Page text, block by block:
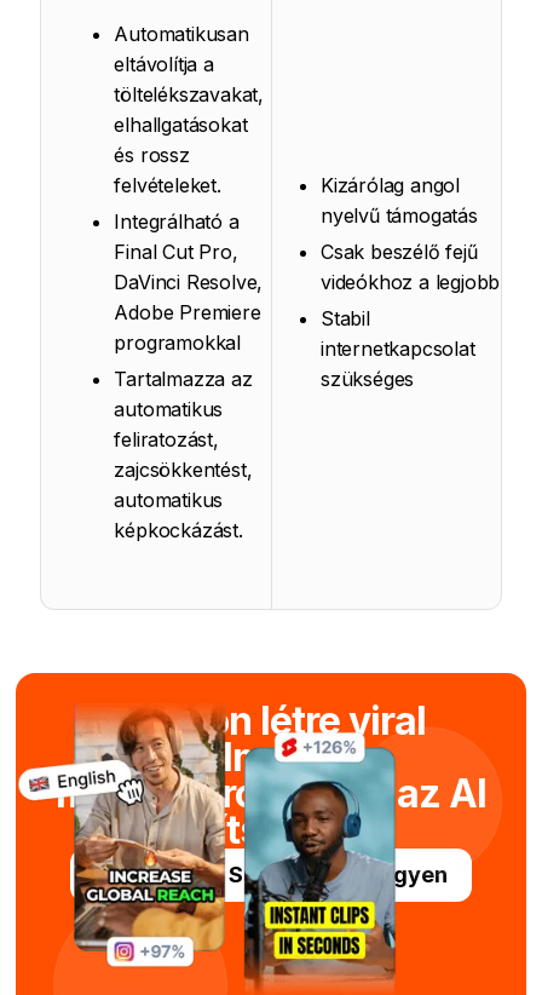
Automatikusan
eltávolítja a
töltelékszavakat,
elhallgatásokat
és rossz
felvételeket.
Integrálható a
Final Cut Pro,
DaVinci Resolve,
Adobe Premiere
programokkal
Tartalmazza az
automatikus
feliratozást,
zajcsökkentést,
automatikus
képkockázást.
Kizárólag angol
nyelvű támogatás
Csak beszélő fejű
videókhoz a legjobb
Stabil
internetkapcsolat
szükséges
Hozzon létre viral
filmeket
másodpercek alatt az AI
segítségével.
Próbálja ki a Submagic-ot ingyen